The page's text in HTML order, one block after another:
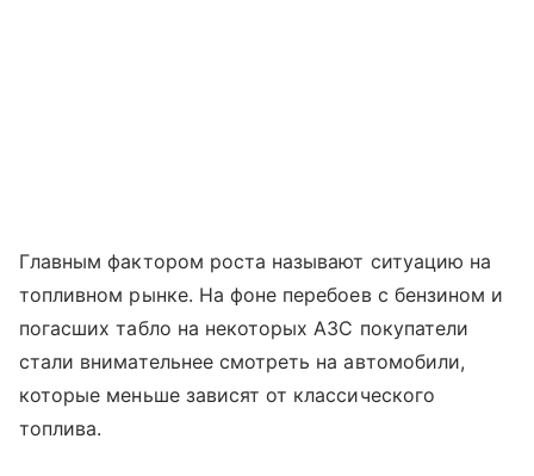
Главным фактором роста называют ситуацию на
топливном рынке. На фоне перебоев с бензином и
погасших табло на некоторых АЗС покупатели
стали внимательнее смотреть на автомобили,
которые меньше зависят от классического
топлива.